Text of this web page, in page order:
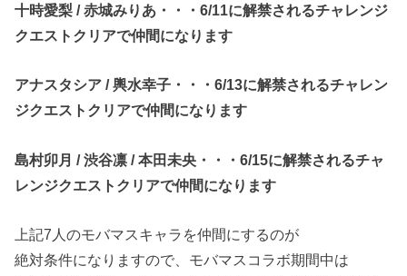
十時愛梨 / 赤城みりあ・・・6/11に解禁されるチャレンジ
クエストクリアで仲間になります
アナスタシア / 輿水幸子・・・6/13に解禁されるチャレン
ジクエストクリアで仲間になります
島村卯月 / 渋谷凛 / 本田未央・・・6/15に解禁されるチャ
レンジクエストクリアで仲間になります
上記7人のモバマスキャラを仲間にするのが
絶対条件になりますので、モバマスコラボ期間中は